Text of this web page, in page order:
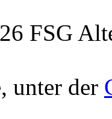
FSG
unter der